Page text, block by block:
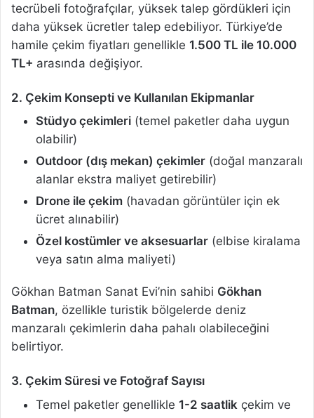
tecrübeli fotoğrafçılar, yüksek talep gördükleri için
daha yüksek ücretler talep edebiliyor. Türkiye’de
hamile çekim fiyatları genellikle 1.500 TL ile 10.000
TL+ arasında değişiyor.
2. Çekim Konsepti ve Kullanılan Ekipmanlar
Stüdyo çekimleri (temel paketler daha uygun
olabilir)
Outdoor (dış mekan) çekimler (doğal manzaralı
alanlar ekstra maliyet getirebilir)
Drone ile çekim (havadan görüntüler için ek
ücret alınabilir)
Özel kostümler ve aksesuarlar (elbise kiralama
veya satın alma maliyeti)
Gökhan Batman Sanat Evi’nin sahibi Gökhan
Batman, özellikle turistik bölgelerde deniz
manzaralı çekimlerin daha pahalı olabileceğini
belirtiyor.
3. Çekim Süresi ve Fotoğraf Sayısı
Temel paketler genellikle 1-2 saatlik çekim ve